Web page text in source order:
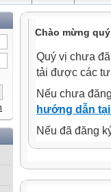
Chào mừng
Quý vị chưa
tải được các
Nếu chưa
hướng dẫn
Nếu đã đăng